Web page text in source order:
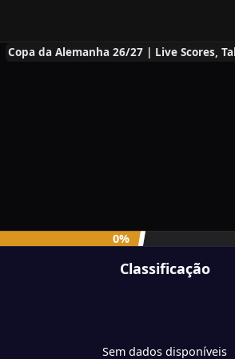
Copa da Alemanha 26/27 | Live Scores,
0%
Classificação
Sem dados disponíveis